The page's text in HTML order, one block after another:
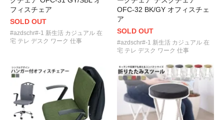
フィスチェア
SOLD OUT
#azdschr#-1 新生活 カジュアル 在
宅 テレ デスク ワーク 仕事
OFC-32 BK/GY オフィスチェ
ア
SOLD OUT
#azdschr#-1 新生活 カジュアル 在
宅 テレ デスク ワーク 仕事